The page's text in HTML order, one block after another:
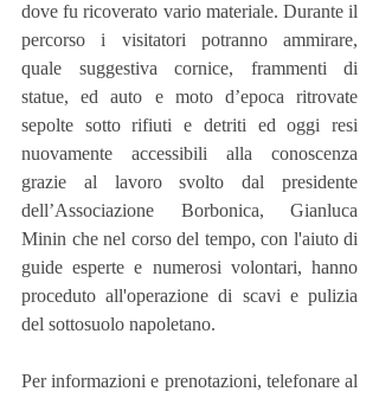
dove fu ricoverato vario materiale. Durante il
percorso i visitatori potranno ammirare,
quale suggestiva cornice, frammenti di
statue, ed auto e moto d’epoca ritrovate
sepolte sotto rifiuti e detriti ed oggi resi
nuovamente accessibili alla conoscenza
grazie al lavoro svolto dal presidente
dell’Associazione Borbonica, Gianluca
Minin che nel corso del tempo, con l'aiuto di
guide esperte e numerosi volontari, hanno
proceduto all'operazione di scavi e pulizia
del sottosuolo napoletano.
Per informazioni e prenotazioni, telefonare al